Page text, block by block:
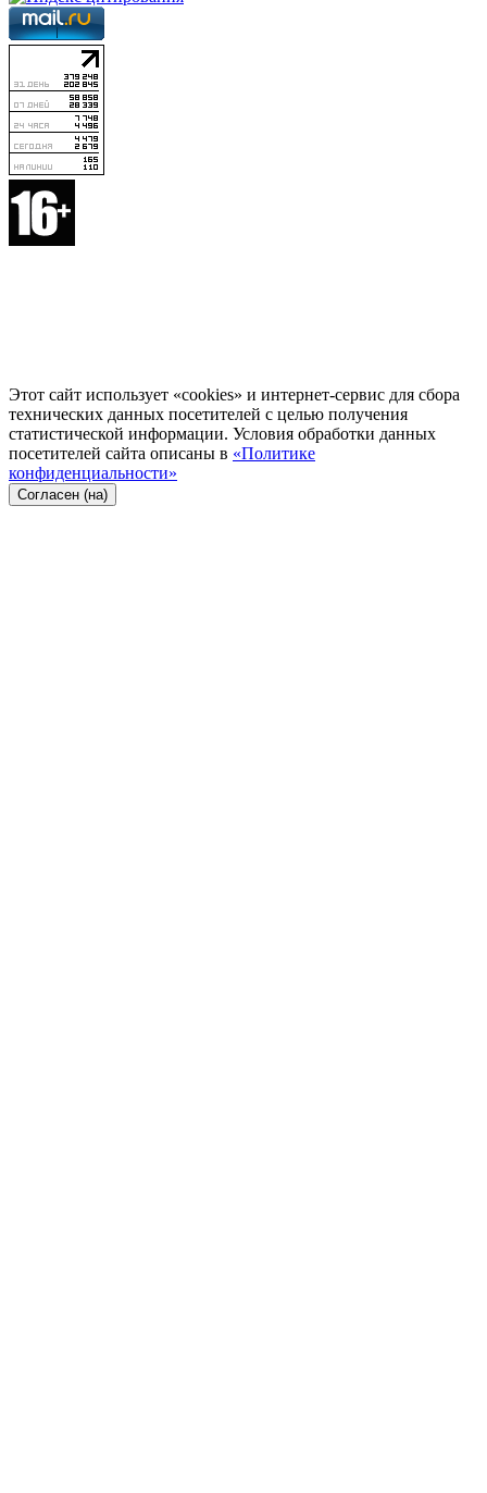
Этот сайт использует «cookies» и интернет-сервис для сбора
технических данных посетителей с целью получения
статистической информации. Условия обработки данных
посетителей сайта описаны в «Политике
конфиденциальности»
Согласен (на)